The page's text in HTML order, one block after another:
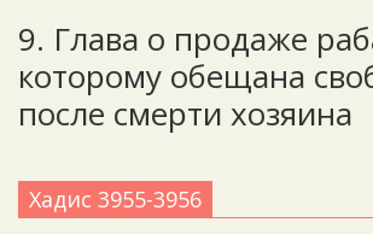
9. Глава о продаже
которому обещана
после смерти хозяина
Хадис 3955-3956